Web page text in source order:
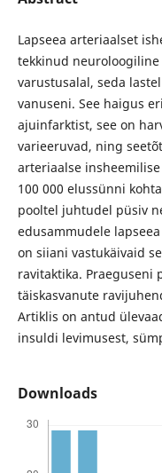
Lapseea arteriaalset
tekkinud
varustusalal, seda
vanuseni. See haigus
ajuinfarktist, see on
varieeruvad, ning
arteriaalse
100 000 elussünni
pooltel juhtudel püsiv
edusammudele
on siiani vastukäivaid
ravitaktika. Praeguseni
täiskasvanute
Artiklis on antud
insuldi levimusest,
Downloads